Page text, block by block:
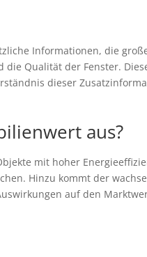
Informationen, die
Qualität der Fenster.
dieser
aus?
mit hoher
Hinzu kommt der
auf den